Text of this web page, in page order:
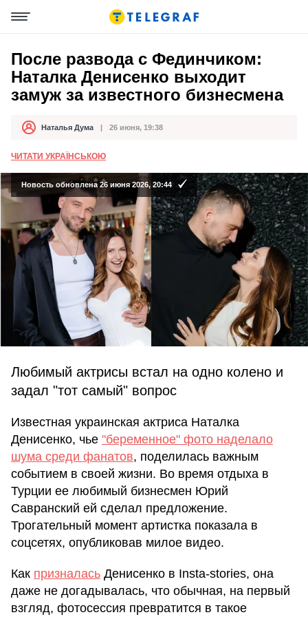
После развода с Фединчиком:
Наталка Денисенко выходит
замуж за известного бизнесмена
АвторНаталья Дума
Дата публикации 26 июня, 19:38
ЧИТАТИ УКРАЇНСЬКОЮ
Новость обновлена 26 июня 2026, 20:44
Любимый актрисы встал на одно колено и
задал "тот самый" вопрос
Известная украинская актриса Наталка
Денисенко, чье "беременное" фото наделало
шума среди фанатов, поделилась важным
событием в своей жизни. Во время отдыха в
Турции ее любимый бизнесмен Юрий
Савранский ей сделал предложение.
Трогательный момент артистка показала в
соцсетях, опубликовав милое видео.
Как призналась Денисенко в Insta-stories, она
даже не догадывалась, что обычная, на первый
взгляд, фотосессия превратится в такое